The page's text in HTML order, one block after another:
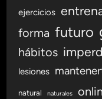
ejercicios
forma futuro
hábitos
lesiones
natural naturales